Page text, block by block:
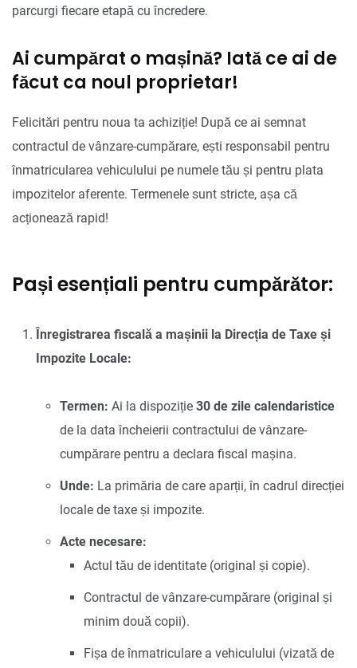
parcurgi fiecare etapă cu încredere.
Ai cumpărat o mașină? Iată ce ai de
făcut ca noul proprietar!
Felicitări pentru noua ta achiziție! După ce ai semnat
contractul de vânzare-cumpărare, ești responsabil pentru
înmatricularea vehiculului pe numele tău și pentru plata
impozitelor aferente. Termenele sunt stricte, așa că
acționează rapid!
Pași esențiali pentru cumpărător:
Înregistrarea fiscală a mașinii la Direcția de Taxe și
Impozite Locale:
Termen: Ai la dispoziție 30 de zile calendaristice
de la data încheierii contractului de vânzare-
cumpărare pentru a declara fiscal mașina.
Unde: La primăria de care aparții, în cadrul direcției
locale de taxe și impozite.
Acte necesare:
Actul tău de identitate (original și copie).
Contractul de vânzare-cumpărare (original și
minim două copii).
Fișa de înmatriculare a vehiculului (vizată de